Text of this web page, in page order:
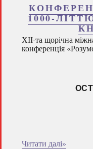
1000-
ХІІ-та щорічна
конференція
Читати далі»